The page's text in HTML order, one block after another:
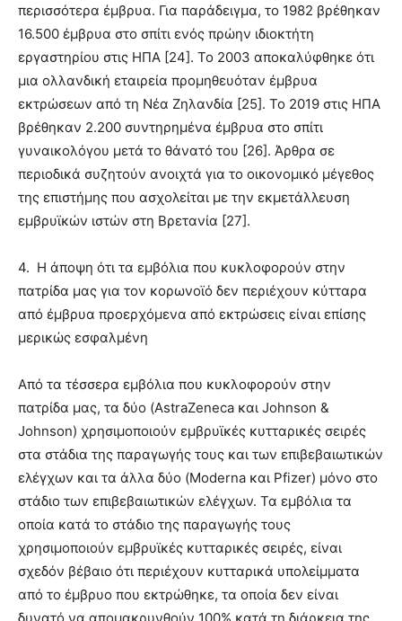
περισσότερα έμβρυα. Για παράδειγμα, το 1982 βρέθηκαν
16.500 έμβρυα στο σπίτι ενός πρώην ιδιοκτήτη
εργαστηρίου στις ΗΠΑ [24]. Το 2003 αποκαλύφθηκε ότι
μια ολλανδική εταιρεία προμηθευόταν έμβρυα
εκτρώσεων από τη Νέα Ζηλανδία [25]. Το 2019 στις ΗΠΑ
βρέθηκαν 2.200 συντηρημένα έμβρυα στο σπίτι
γυναικολόγου μετά το θάνατό του [26]. Άρθρα σε
περιοδικά συζητούν ανοιχτά για το οικονομικό μέγεθος
της επιστήμης που ασχολείται με την εκμετάλλευση
εμβρυϊκών ιστών στη Βρετανία [27].
4. Η άποψη ότι τα εμβόλια που κυκλοφορούν στην
πατρίδα μας για τον κορωνοϊό δεν περιέχουν κύτταρα
από έμβρυα προερχόμενα από εκτρώσεις είναι επίσης
μερικώς εσφαλμένη
Από τα τέσσερα εμβόλια που κυκλοφορούν στην
πατρίδα μας, τα δύο (AstraZeneca και Johnson &
Johnson) χρησιμοποιούν εμβρυϊκές κυτταρικές σειρές
στα στάδια της παραγωγής τους και των επιβεβαιωτικών
ελέγχων και τα άλλα δύο (Moderna και Pfizer) μόνο στο
στάδιο των επιβεβαιωτικών ελέγχων. Τα εμβόλια τα
οποία κατά το στάδιο της παραγωγής τους
χρησιμοποιούν εμβρυϊκές κυτταρικές σειρές, είναι
σχεδόν βέβαιο ότι περιέχουν κυτταρικά υπολείμματα
από το έμβρυο που εκτρώθηκε, τα οποία δεν είναι
δυνατό να απομακρυνθούν 100% κατά τη διάρκεια της